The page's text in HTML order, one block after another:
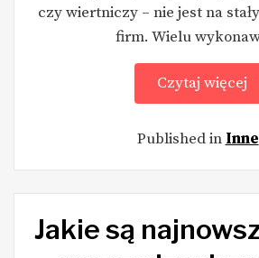
czy wiertniczy – nie jest na
firm. Wielu
Czytaj więcej
Published in Inne
Jakie są